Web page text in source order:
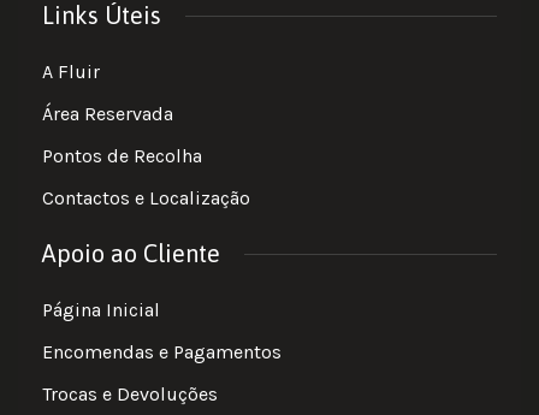
Links Úteis
A Fluir
Área Reservada
Pontos de Recolha
Contactos e Localização
Apoio ao Cliente
Página Inicial
Encomendas e Pagamentos
Trocas e Devoluções